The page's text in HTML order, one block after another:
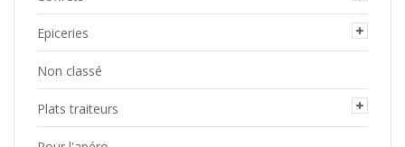
Epiceries
Non classé
Plats traiteurs